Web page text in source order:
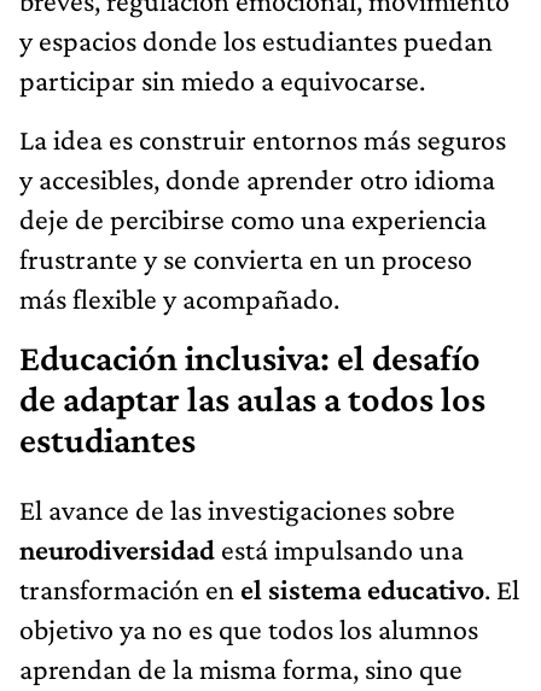
y espacios donde los estudiantes puedan
participar sin miedo a equivocarse.
La idea es construir entornos más seguros
y accesibles, donde aprender otro idioma
deje de percibirse como una experiencia
frustrante y se convierta en un proceso
más flexible y acompañado.
Educación inclusiva: el desafío
de adaptar las aulas a todos los
estudiantes
El avance de las investigaciones sobre
neurodiversidad está impulsando una
transformación en el sistema educativo. El
objetivo ya no es que todos los alumnos
aprendan de la misma forma, sino que